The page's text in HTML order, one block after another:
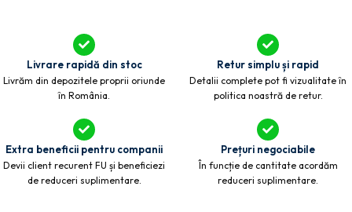
Livrare rapidă din stoc
Livrăm din depozitele proprii oriunde
în România.
Retur simplu și rapid
Detalii complete pot fi vizualitate în
politica noastră de retur.
Extra beneficii pentru companii
Devii client recurent FU și beneficiezi
de reduceri suplimentare.
Prețuri negociabile
În funcție de cantitate acordăm
reduceri suplimentare.